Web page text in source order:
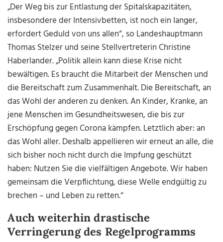
„Der Weg bis zur Entlastung der Spitalskapazitäten,
insbesondere der Intensivbetten, ist noch ein langer,
erfordert Geduld von uns allen“, so Landeshauptmann
Thomas Stelzer und seine Stellvertreterin Christine
Haberlander. „Politik allein kann diese Krise nicht
bewältigen. Es braucht die Mitarbeit der Menschen und
die Bereitschaft zum Zusammenhalt. Die Bereitschaft, an
das Wohl der anderen zu denken. An Kinder, Kranke, an
jene Menschen im Gesundheitswesen, die bis zur
Erschöpfung gegen Corona kämpfen. Letztlich aber: an
das Wohl aller. Deshalb appellieren wir erneut an alle, die
sich bisher noch nicht durch die Impfung geschützt
haben: Nutzen Sie die vielfältigen Angebote. Wir haben
gemeinsam die Verpflichtung, diese Welle endgültig zu
brechen – und Leben zu retten.“
Auch weiterhin drastische
Verringerung des Regelprogramms